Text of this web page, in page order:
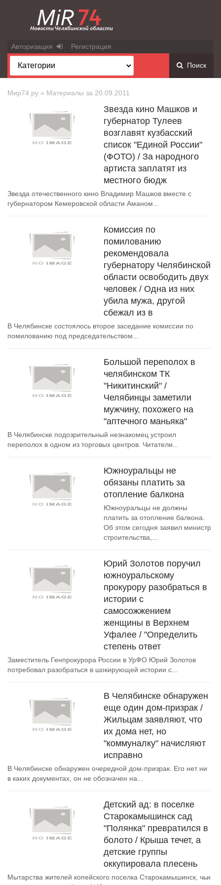
Авторизация Регистрация
Поиск
Мир74.ру » Материалы за 20.09.2011
Звезда кино Машков и
губернатор Тулеев
возглавят кузбасский
список "Единой России"
(ФОТО) / За народного
артиста заплатят из
местного бюдж
Звезда отечественного кино Владимир Машков вместе с
губернатором Кемеровской области Аманом...
Комиссия по
помилованию
рекомендовала
губернатору Челябинской
области освободить двух
человек / Одна из них
убила мужа, другой
сбежал из в
В Челябинске состоялось второе заседание комиссии по
помилованию под председательством...
Большой переполох в
челябинском ТК
"Никитинский" /
Челябинцы заметили
мужчину, похожего на
"аптечного маньяка"
В Челябинске подозрительный незнакомец устроил
переполох в одном из торговых центров. Читатели...
Южноуральцы не
обязаны платить за
отопление балкона
Южноуральцы не должны
платить за отопление балкона.
Об этом сегодня заявил министр
строительства,...
Юрий Золотов поручил
южноуральскому
прокурору разобраться в
истории с
самосожжением
женщины в Верхнем
Уфалее / "Определить
степень ответ
Заместитель Генпрокурора России в УрФО Юрий Золотов
потребовал разобраться в шокирующей истории с...
В Челябинске обнаружен
еще один дом-призрак /
Жильцам заявляют, что
их дома нет, но
"коммуналку" начисляют
исправно
В Челябинске обнаружен очередной дом-призрак. Его нет ни
в каких документах, он не обозначен на...
Детский ад: в поселке
Старокамышинск сад
"Полянка" превратился в
болото / Крыша течет, а
детские группы
оккупировала плесень
Мытарства жителей копейского поселка Старокамышинск, чьи